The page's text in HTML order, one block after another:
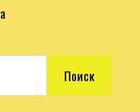
Поиск